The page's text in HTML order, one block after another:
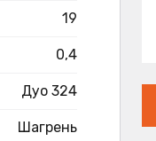
19
0,4
Дуо 324
Шагрень